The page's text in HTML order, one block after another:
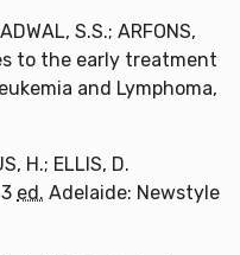
S.S.; ARFONS,
to the early treatment
and Lymphoma,
H.; ELLIS, D.
ed. Adelaide: Newstyle